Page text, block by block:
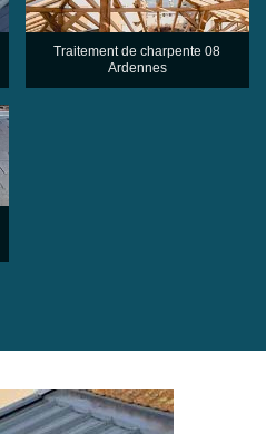
Traitement de charpente 08
Ardennes